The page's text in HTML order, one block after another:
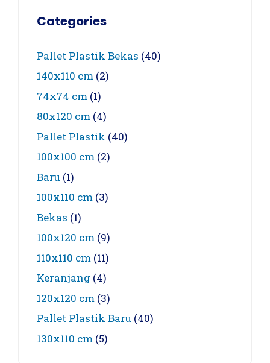
Categories
Pallet Plastik Bekas (40)
140x110 cm (2)
74x74 cm (1)
80x120 cm (4)
Pallet Plastik (40)
100x100 cm (2)
Baru (1)
100x110 cm (3)
Bekas (1)
100x120 cm (9)
110x110 cm (11)
Keranjang (4)
120x120 cm (3)
Pallet Plastik Baru (40)
130x110 cm (5)